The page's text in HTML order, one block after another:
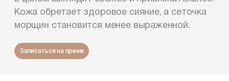
Кожа обретает здоровое сияние, а сеточка
морщин становится менее выраженной.
Записаться на прием